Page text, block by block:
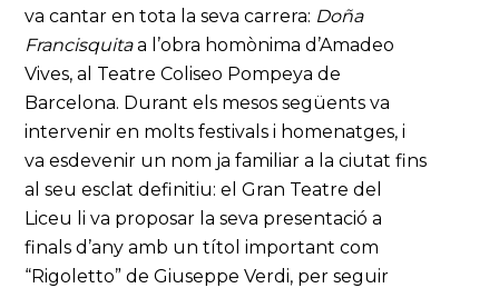
va cantar en tota la seva carrera: Doña
Francisquitaa l’obra homònima d’Amadeo
Vives, al Teatre Coliseo Pompeya de
Barcelona. Durant els mesos següents va
intervenir en molts festivals i homenatges, i
va esdevenir un nom ja familiar a la ciutat fins
al seu esclat definitiu: el Gran Teatre del
Liceu li va proposar la seva presentació a
finals d’any amb un títol important com
“Rigoletto” de Giuseppe Verdi, per seguir